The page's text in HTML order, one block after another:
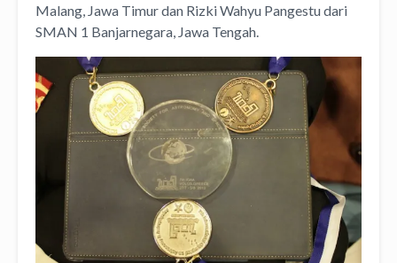
Malang, Jawa Timur dan Rizki Wahyu Pangestu dari
SMAN 1 Banjarnegara, Jawa Tengah.